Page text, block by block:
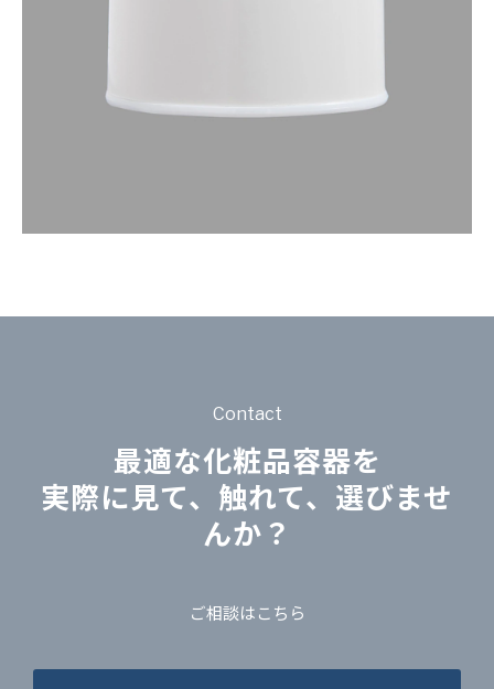
Contact
最適な化粧品容器を
実際に見て、触れて、選びませ
んか？
ご相談はこちら